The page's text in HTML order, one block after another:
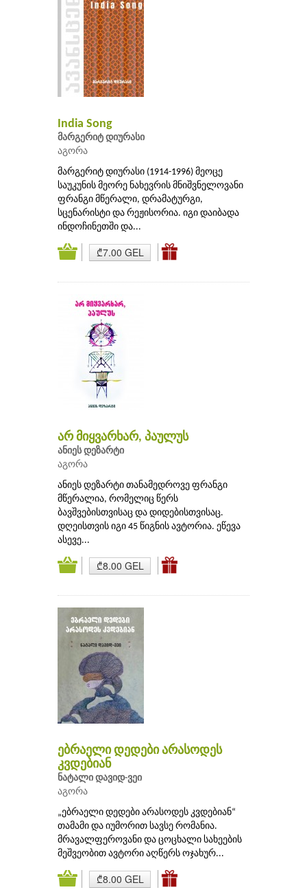
India Song
მარგერიტ დიურასი
აგორა
მარგერიტ დიურასი (1914-1996) მეოცე
საუკუნის მეორე ნახევრის მნიშვნელოვანი
ფრანგი მწერალი, დრამატურგი,
სცენარისტი და რეჟისორია. იგი დაიბადა
ინდოჩინეთში და...
₾7.00 GEL
არ მიყვარხარ, პაულუს
ანიეს დეზარტი
აგორა
ანიეს დეზარტი თანამედროვე ფრანგი
მწერალია, რომელიც წერს
ბავშვებისთვისაც და დიდებისთვისაც.
დღეისთვის იგი 45 წიგნის ავტორია. ეწევა
ასევე...
₾8.00 GEL
ებრაელი დედები არასოდეს
კვდებიან
ნატალი დავიდ-ვეი
აგორა
„ებრაელი დედები არასოდეს კვდებიან“
თამამი და იუმორით სავსე რომანია.
მრავალფეროვანი და ცოცხალი სახეების
მეშვეობით ავტორი აღწერს ოჯახურ...
₾8.00 GEL